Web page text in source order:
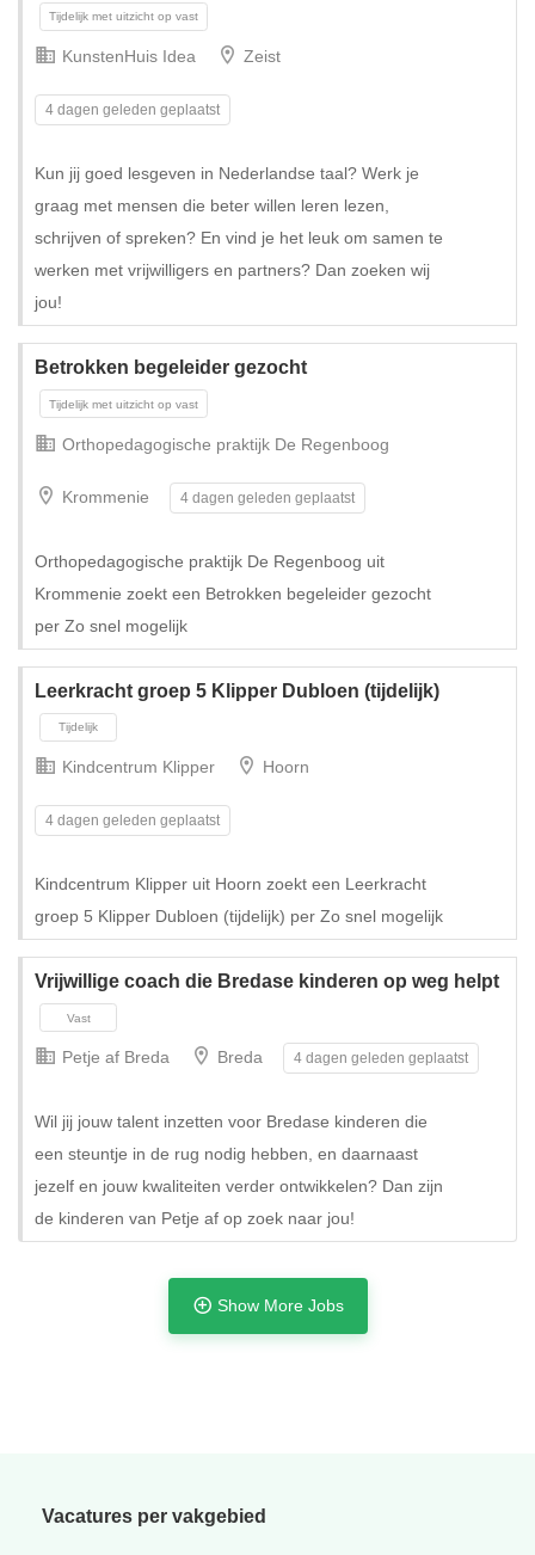
Tijdelijk met uitzicht op vast
KunstenHuis Idea Zeist
4 dagen geleden geplaatst
Kun jij goed lesgeven in Nederlandse taal? Werk je
graag met mensen die beter willen leren lezen,
schrijven of spreken? En vind je het leuk om samen te
werken met vrijwilligers en partners? Dan zoeken wij
jou!
Betrokken begeleider gezocht
Tijdelijk met uitzicht op vast
Orthopedagogische praktijk De Regenboog
Krommenie 4 dagen geleden geplaatst
Orthopedagogische praktijk De Regenboog uit
Krommenie zoekt een Betrokken begeleider gezocht
per Zo snel mogelijk
Leerkracht groep 5 Klipper Dubloen (tijdelijk)
Kindcentrum Klipper Hoorn
4 dagen geleden geplaatst
Kindcentrum Klipper uit Hoorn zoekt een Leerkracht
groep 5 Klipper Dubloen (tijdelijk) per Zo snel mogelijk
Vrijwillige coach die Bredase kinderen op weg helpt
Petje af Breda Breda 4 dagen geleden geplaatst
Wil jij jouw talent inzetten voor Bredase kinderen die
een steuntje in de rug nodig hebben, en daarnaast
jezelf en jouw kwaliteiten verder ontwikkelen? Dan zijn
de kinderen van Petje af op zoek naar jou!
Show More Jobs
Vacatures per vakgebied